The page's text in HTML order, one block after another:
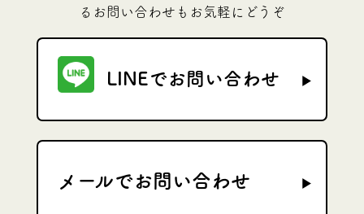
るお問い合わせもお気軽にどうぞ
LINEでお問い合わせ
メールでお問い合わせ